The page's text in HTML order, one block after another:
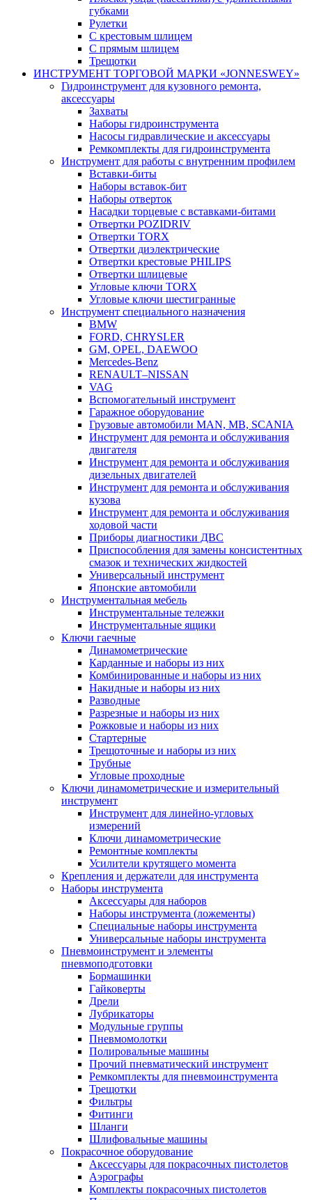
губками
Рулетки
С крестовым шлицем
С прямым шлицем
Трещотки
ИНСТРУМЕНТ ТОРГОВОЙ МАРКИ «JONNESWEY»
Гидроинструмент для кузовного ремонта,
аксессуары
Захваты
Наборы гидроинструмента
Насосы гидравлические и аксессуары
Ремкомплекты для гидроинструмента
Инструмент для работы с внутренним профилем
Вставки-биты
Наборы вставок-бит
Наборы отверток
Насадки торцевые с вставками-битами
Отвертки POZIDRIV
Отвертки TORX
Отвертки диэлектрические
Отвертки крестовые PHILIPS
Отвертки шлицевые
Угловые ключи TORX
Угловые ключи шестигранные
Инструмент специального назначения
BMW
FORD, CHRYSLER
GM, OPEL, DAEWOO
Mercedes-Benz
RENAULT–NISSAN
VAG
Вспомогательный инструмент
Гаражное оборудование
Грузовые автомобили MAN, MB, SCANIA
Инструмент для ремонта и обслуживания
двигателя
Инструмент для ремонта и обслуживания
дизельных двигателей
Инструмент для ремонта и обслуживания
кузова
Инструмент для ремонта и обслуживания
ходовой части
Приборы диагностики ДВС
Приспособления для замены консистентных
смазок и технических жидкостей
Универсальный инструмент
Японские автомобили
Инструментальная мебель
Инструментальные тележки
Инструментальные ящики
Ключи гаечные
Динамометрические
Карданные и наборы из них
Комбинированные и наборы из них
Накидные и наборы из них
Разводные
Разрезные и наборы из них
Рожковые и наборы из них
Стартерные
Трещоточные и наборы из них
Трубные
Угловые проходные
Ключи динамометрические и измерительный
инструмент
Инструмент для линейно-угловых
измерений
Ключи динамометрические
Ремонтные комплекты
Усилители крутящего момента
Крепления и держатели для инструмента
Наборы инструмента
Аксессуары для наборов
Наборы инструмента (ложементы)
Специальные наборы инструмента
Универсальные наборы инструмента
Пневмоинструмент и элементы
пневмоподготовки
Бормашинки
Гайковерты
Дрели
Лубрикаторы
Модульные группы
Пневмомолотки
Полировальные машины
Прочий пневматический инструмент
Ремкомплекты для пневмоинструмента
Трещотки
Фильтры
Фитинги
Шланги
Шлифовальные машины
Покрасочное оборудование
Аксессуары для покрасочных пистолетов
Аэрографы
Комплекты покрасочных пистолетов